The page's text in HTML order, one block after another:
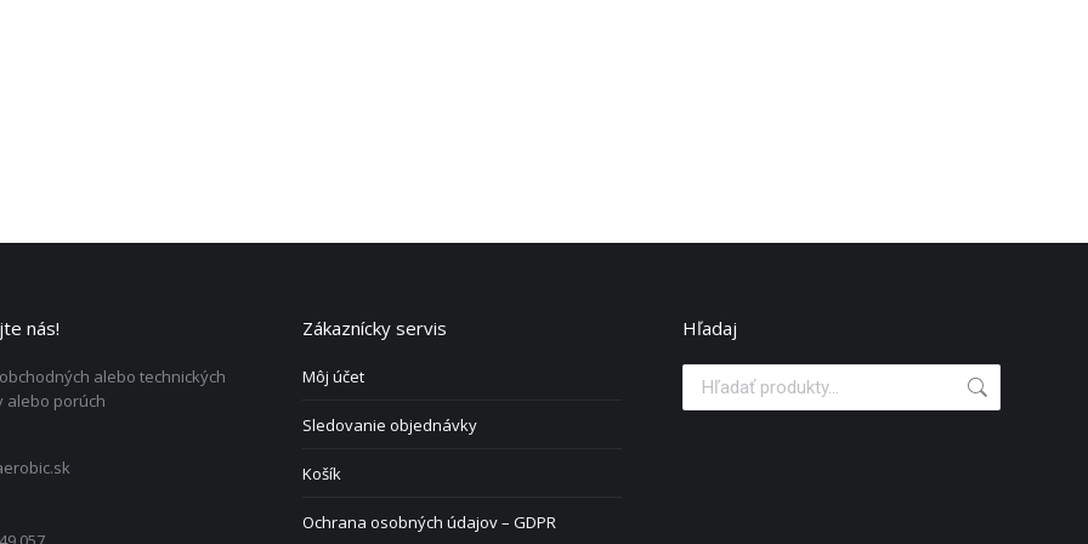
nás!
alebo technických
alebo porúch
Zákaznícky servis
Môj účet
Sledovanie objednávky
Košík
Ochrana osobných údajov – GDPR
Hľadaj